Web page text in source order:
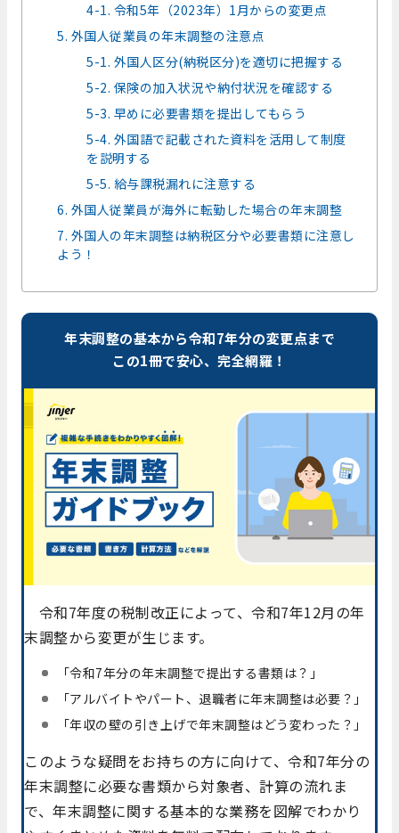
4-1. 令和5年（2023年）1月からの変更点
5. 外国人従業員の年末調整の注意点
5-1. 外国人区分(納税区分)を適切に把握する
5-2. 保険の加入状況や納付状況を確認する
5-3. 早めに必要書類を提出してもらう
5-4. 外国語で記載された資料を活用して制度
を説明する
5-5. 給与課税漏れに注意する
6. 外国人従業員が海外に転勤した場合の年末調整
7. 外国人の年末調整は納税区分や必要書類に注意し
よう！
年末調整の基本から令和7年分の変更点まで
この1冊で安心、完全網羅！
令和7年度の税制改正によって、令和7年12月の年
末調整から変更が生じます。
「令和7年分の年末調整で提出する書類は？」
「アルバイトやパート、退職者に年末調整は必要？」
「年収の壁の引き上げで年末調整はどう変わった？」
このような疑問をお持ちの方に向けて、令和7年分の
年末調整に必要な書類から対象者、計算の流れま
で、年末調整に関する基本的な業務を図解でわかり